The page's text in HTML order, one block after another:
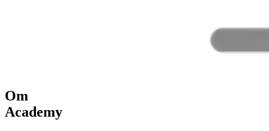
Om
Academy